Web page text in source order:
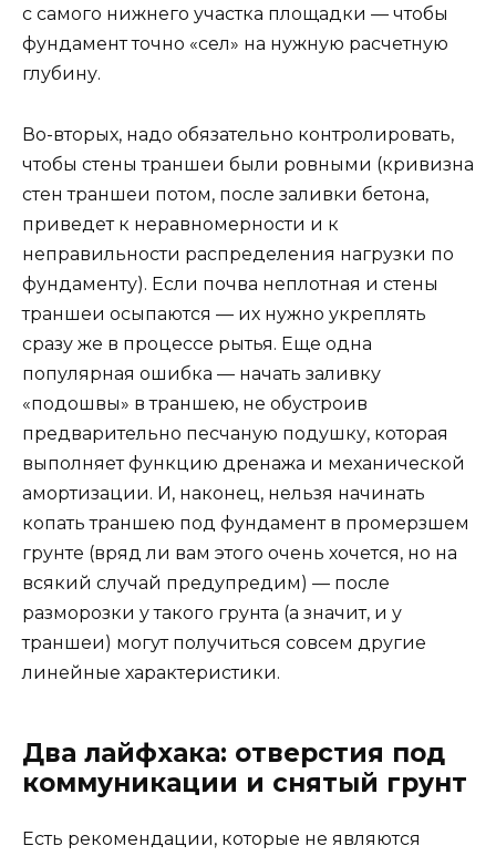
с самого нижнего участка площадки — чтобы
фундамент точно «сел» на нужную расчетную
глубину.
Во-вторых, надо обязательно контролировать,
чтобы стены траншеи были ровными (кривизна
стен траншеи потом, после заливки бетона,
приведет к неравномерности и к
неправильности распределения нагрузки по
фундаменту). Если почва неплотная и стены
траншеи осыпаются — их нужно укреплять
сразу же в процессе рытья. Еще одна
популярная ошибка — начать заливку
«подошвы» в траншею, не обустроив
предварительно песчаную подушку, которая
выполняет функцию дренажа и механической
амортизации. И, наконец, нельзя начинать
копать траншею под фундамент в промерзшем
грунте (вряд ли вам этого очень хочется, но на
всякий случай предупредим) — после
разморозки у такого грунта (а значит, и у
траншеи) могут получиться совсем другие
линейные характеристики.
Два лайфхака: отверстия под
коммуникации и снятый грунт
Есть рекомендации, которые не являются